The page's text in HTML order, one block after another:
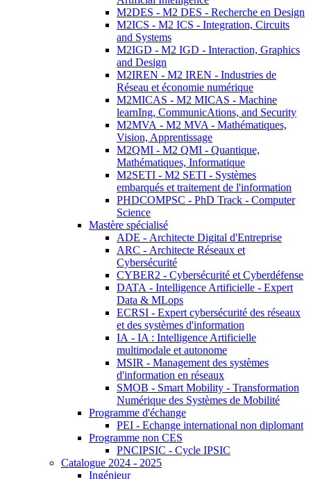
M2DES - M2 DES - Recherche en Design
M2ICS - M2 ICS - Integration, Circuits
and Systems
M2IGD - M2 IGD - Interaction, Graphics
and Design
M2IREN - M2 IREN - Industries de
Réseau et économie numérique
M2MICAS - M2 MICAS - Machine
learnIng, CommunicAtions, and Security
M2MVA - M2 MVA - Mathématiques,
Vision, Apprentissage
M2QMI - M2 QMI - Quantique,
Mathématiques, Informatique
M2SETI - M2 SETI - Systèmes
embarqués et traitement de l'information
PHDCOMPSC - PhD Track - Computer
Science
Mastère spécialisé
ADE - Architecte Digital d'Entreprise
ARC - Architecte Réseaux et
Cybersécurité
CYBER2 - Cybersécurité et Cyberdéfense
DATA - Intelligence Artificielle - Expert
Data & MLops
ECRSI - Expert cybersécurité des réseaux
et des systèmes d'information
IA - IA : Intelligence Artificielle
multimodale et autonome
MSIR - Management des systèmes
d'information en réseaux
SMOB - Smart Mobility - Transformation
Numérique des Systèmes de Mobilité
Programme d'échange
PEI - Echange international non diplomant
Programme non CES
PNCIPSIC - Cycle IPSIC
Catalogue 2024 - 2025
Ingénieur